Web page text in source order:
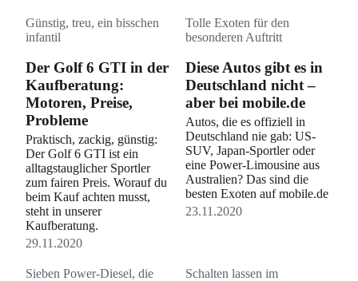
Günstig, treu, ein bisschen
infantil
Der Golf 6 GTI in der
Kaufberatung:
Motoren, Preise,
Probleme
Praktisch, zackig, günstig:
Der Golf 6 GTI ist ein
alltagstauglicher Sportler
zum fairen Preis. Worauf du
beim Kauf achten musst,
steht in unserer
Kaufberatung.
29.11.2020
Tolle Exoten für den
besonderen Auftritt
Diese Autos gibt es in
Deutschland nicht –
aber bei mobile.de
Autos, die es offiziell in
Deutschland nie gab: US-
SUV, Japan-Sportler oder
eine Power-Limousine aus
Australien? Das sind die
besten Exoten auf mobile.de
23.11.2020
Sieben Power-Diesel, die
Schalten lassen im